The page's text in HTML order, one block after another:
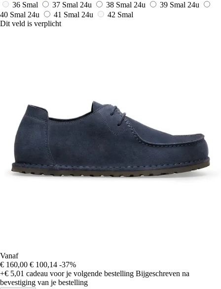
36 Smal
37 Smal 24u 38 Smal 24u 39 Smal 24u
40 Smal 24u 41 Smal 24u
42 Smal
Dit veld is verplicht
Vanaf
€ 160,00 € 100,14 -37%
+€ 5,01 cadeau voor je volgende bestelling Bijgeschreven na
bevestiging van je bestelling